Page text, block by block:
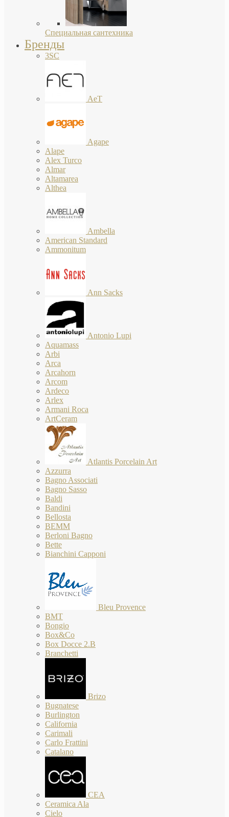
Специальная сантехника
Бренды
3SC
AeT
Agape
Alape
Alex Turco
Almar
Altamarea
Althea
Ambella
American Standard
Ammonitum
Ann Sacks
Antonio Lupi
Aquamass
Arbi
Arca
Arcahorn
Arcom
Ardeco
Arlex
Armani Roca
ArtCeram
Atlantis Porcelain Art
Azzurra
Bagno Associati
Bagno Sasso
Baldi
Bandini
Bellosta
BEMM
Berloni Bagno
Bette
Bianchini Capponi
Bleu Provence
BMT
Bongio
Box&Co
Box Docce 2.B
Branchetti
Brizo
Bugnatese
Burlington
California
Carimali
Carlo Frattini
Catalano
CEA
Ceramica Ala
Cielo